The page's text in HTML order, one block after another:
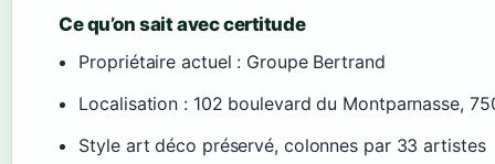
Ce qu’on sait avec certitude
Propriétaire actuel : Groupe Bertrand
Localisation : 102 boulevard du Montparnasse,
Style art déco préservé, colonnes par 33 artistes